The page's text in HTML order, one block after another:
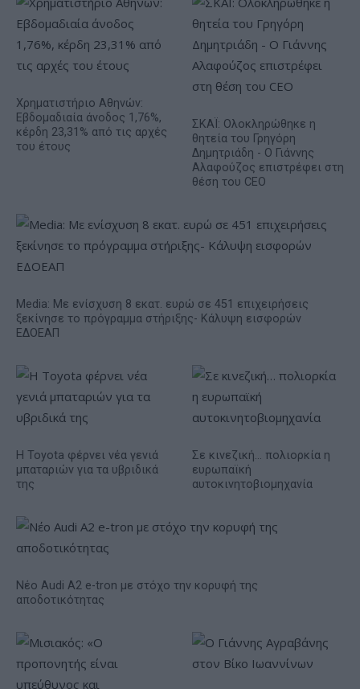
Χρηματιστήριο Αθηνών:
Εβδομαδιαία άνοδος 1,76%,
κέρδη 23,31% από τις αρχές
του έτους
ΣΚΑΪ: Ολοκληρώθηκε η
θητεία του Γρηγόρη
Δημητριάδη - Ο Γιάννης
Αλαφούζος επιστρέφει στη
θέση του CEO
Media: Με ενίσχυση 8 εκατ. ευρώ σε 451 επιχειρήσεις
ξεκίνησε το πρόγραμμα στήριξης- Κάλυψη εισφορών
ΕΔΟΕΑΠ
Η Toyota φέρνει νέα γενιά
μπαταριών για τα υβριδικά
της
Σε κινεζική… πολιορκία η
ευρωπαϊκή
αυτοκινητοβιομηχανία
Νέο Audi A2 e-tron με στόχο την κορυφή της
αποδοτικότητας